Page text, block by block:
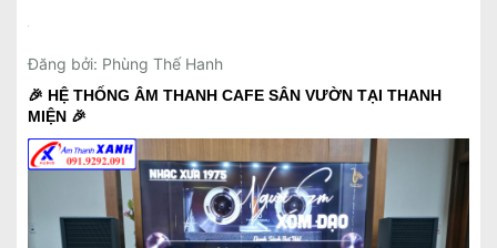
Đăng bởi: Phùng Thế Hanh
🎉 HỆ THỐNG ÂM THANH CAFE SÂN VƯỜN TẠI THANH
MIỆN 🎉